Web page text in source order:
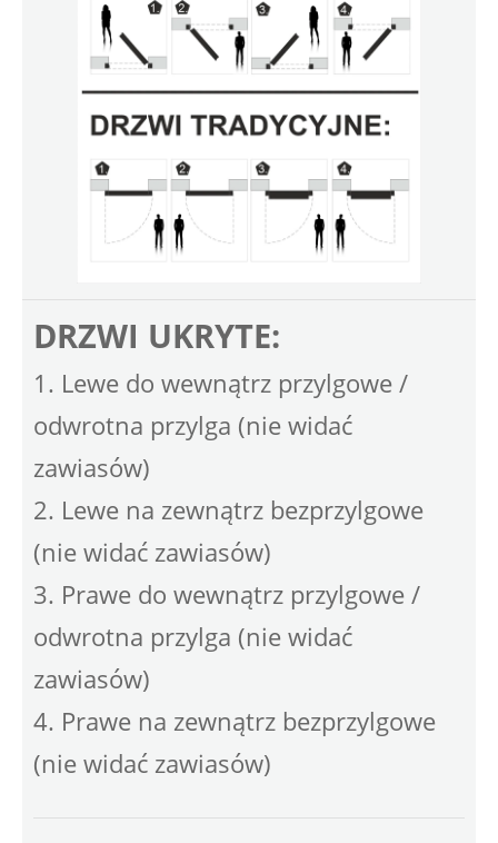
DRZWI UKRYTE:
1. Lewe do wewnątrz przylgowe /
odwrotna przylga (nie widać
zawiasów)
2. Lewe na zewnątrz bezprzylgowe
(nie widać zawiasów)
3. Prawe do wewnątrz przylgowe /
odwrotna przylga (nie widać
zawiasów)
4. Prawe na zewnątrz bezprzylgowe
(nie widać zawiasów)